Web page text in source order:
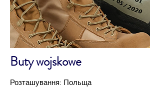
Buty wojskowe
Розташування: Польща